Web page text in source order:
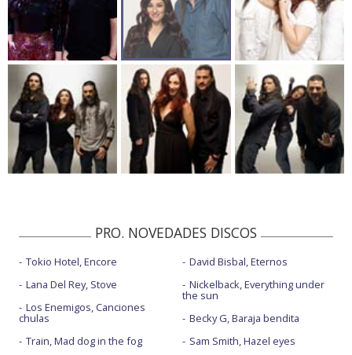
PRO. NOVEDADES DISCOS
Tokio Hotel, Encore
Lana Del Rey, Stove
Los Enemigos, Canciones
chulas
Train, Mad dog in the fog
David Bisbal, Eternos
Nickelback, Everything under
the sun
Becky G, Baraja bendita
Sam Smith, Hazel eyes